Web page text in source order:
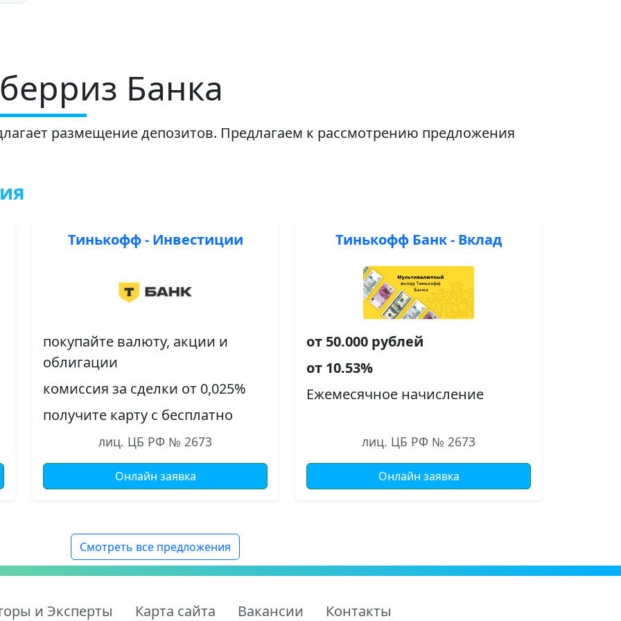
Банка
размещение депозитов. Предлагаем к рассмотрению предложения
Тинькофф - Инвестиции
покупайте валюту, акции и
облигации
комиссия за сделки от 0,025%
получите карту с бесплатно
лиц. ЦБ РФ № 2673
Онлайн заявка
Тинькофф Банк - Вклад
от 50.000 рублей
от 10.53%
Ежемесячное начисление
лиц. ЦБ РФ № 2673
Онлайн заявка
Смотреть все предложения
и Эксперты Карта сайта Вакансии Контакты